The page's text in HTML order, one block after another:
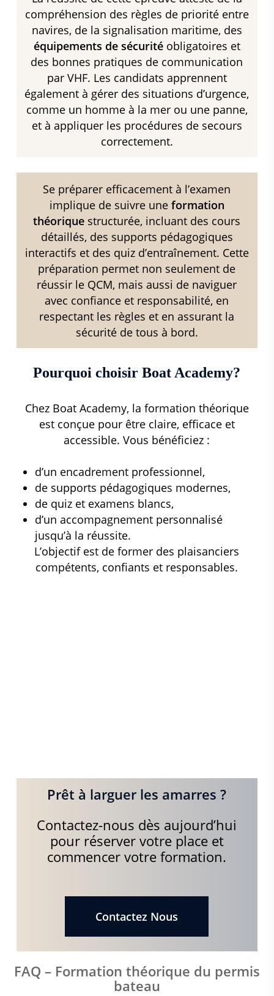
compréhension des règles de priorité entre
navires, de la signalisation maritime, des
équipements de sécuritéobligatoires et
des bonnes pratiques de communication
par VHF. Les candidats apprennent
également à gérer des situations d’urgence,
comme un homme à la mer ou une panne,
et à appliquer les procédures de secours
correctement.
Se préparer efficacement à l’examen
implique de suivre une formation
théorique structurée, incluant des cours
détaillés, des supports pédagogiques
interactifs et des quiz d’entraînement. Cette
préparation permet non seulement de
réussir le QCM, mais aussi de naviguer
avec confiance et responsabilité, en
respectant les règles et en assurant la
sécurité de tous à bord.
Pourquoi choisir Boat Academy?
Chez Boat Academy, la formation théorique
est conçue pour être claire, efficace et
accessible. Vous bénéficiez :
d’un encadrement professionnel,
de supports pédagogiques modernes,
de quiz et examens blancs,
d’un accompagnement personnalisé
jusqu’à la réussite.
L’objectif est de former des plaisanciers
compétents, confiants et responsables.
Prêt à larguer les amarres ?
Contactez-nous dès aujourd’hui
pour réserver votre place et
commencer votre formation.
Contactez Nous
FAQ – Formation théorique du permis
bateau